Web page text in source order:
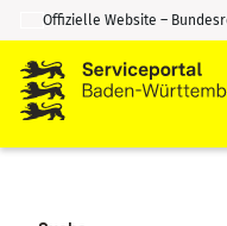
Zum Inhalt
Zur Suche
Offizielle Website –